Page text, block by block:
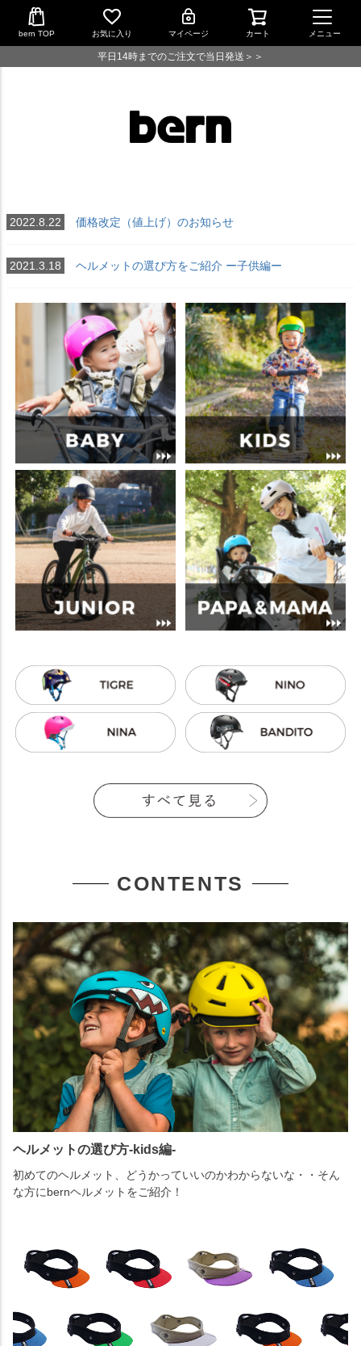
bern TOP お気に入り マイページ カート メニュー
平日14時までのご注文で当日発送＞＞
2022.8.22 価格改定（値上げ）のお知らせ
2021.3.18 ヘルメットの選び方をご紹介 ー子供編ー
CONTENTS
ヘルメットの選び方-kids編-
初めてのヘルメット、どうかっていいのかわからないな・・そん
な方にbernヘルメットをご紹介！